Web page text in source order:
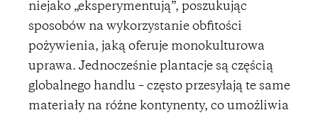
niejako „eksperymentują”, poszukując
sposobów na wykorzystanie obfitości
pożywienia, jaką oferuje monokulturowa
uprawa. Jednocześnie plantacje są częścią
globalnego handlu – często przesyłają te same
materiały na różne kontynenty, co umożliwia